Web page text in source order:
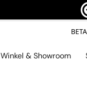
Winkel & Showroom